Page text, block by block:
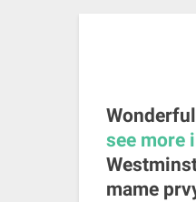
see more
mame